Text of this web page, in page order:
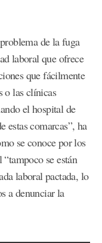
de la fuga
laboral que ofrece
que fácilmente
o las clínicas
el hospital de
estas comarcas”, ha
se conoce por los
se están
laboral pactada, lo
a denunciar la